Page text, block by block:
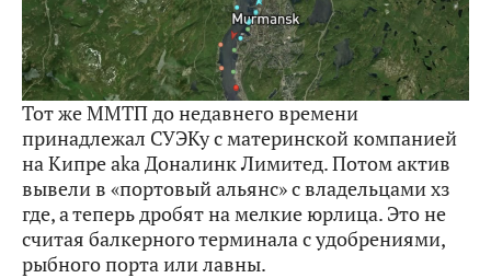
Тот же ММТП до недавнего времени
принадлежал СУЭКу с материнской компанией
на Кипре aka Доналинк Лимитед. Потом актив
вывели в «портовый альянс» с владельцами хз
где, а теперь дробят на мелкие юрлица. Это не
считая балкерного терминала с удобрениями,
рыбного порта или лавны.